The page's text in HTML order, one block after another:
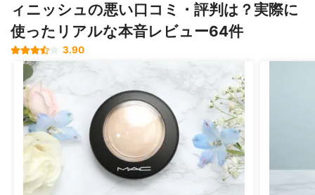
ィニッシュの悪い口コミ・評判は？実際に
使ったリアルな本音レビュー64件
3.90